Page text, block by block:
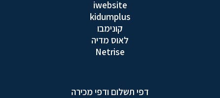
iwebsite
kidumplus
קונימבו
לאוס מדיה
Netrise
דפי תשלום ודפי מכירה